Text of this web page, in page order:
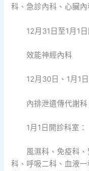
科、急診內科、心臟內
12月31日至1月1
效能神經內科
12月30日、1月1
內排泄遺傳代謝科
1月1日開診科室：
風濕科、免疫科
科、呼吸二科、血液